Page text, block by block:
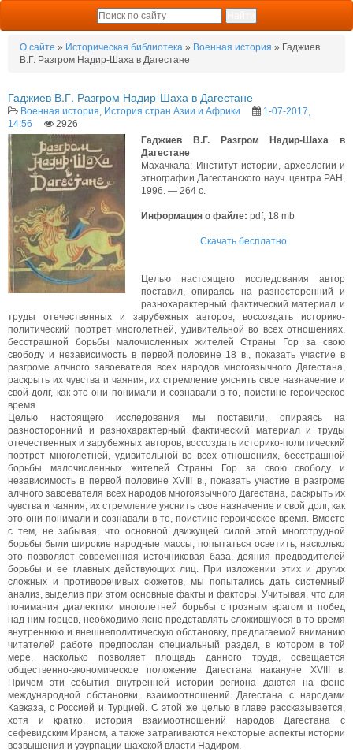
О сайте » Историческая библиотека » Военная история » Гаджиев
В.Г. Разгром Надир-Шаха в Дагестане
Гаджиев В.Г. Разгром Надир-Шаха в Дагестане
Военная история История стран Азии и Африки
1-07-2017,
14:56
2926
Гаджиев В.Г. Разгром Надир-Шаха в
Дагестане
Махачкала: Институт истории, археологии и
этнографии Дагестанского науч. центра РАН,
1996. — 264 с.
Информация о файле: pdf, 18 mb
Скачать бесплатно
Целью настоящего исследования автор
поставил, опираясь на разносторонний и
разнохарактерный фактический материал и
труды отечественных и зарубежных авторов, воссоздать историко-
политический портрет многолетней, удивительной во всех отношениях,
бесстрашной борьбы малочисленных жителей Страны Гор за свою
свободу и независимость в первой половине 18 в., показать участие в
разгроме алчного завоевателя всех народов многоязычного Дагестана,
раскрыть их чувства и чаяния, их стремление уяснить свое назначение и
свой долг, как это они понимали и сознавали в то, поистине героическое
время.
Целью настоящего исследования мы поставили, опираясь на
разносторонний и разнохарактерный фактический материал и труды
отечественных и зарубежных авторов, воссоздать историко-политический
портрет многолетней, удивительной во всех отношениях, бесстрашной
борьбы малочисленных жителей Страны Гор за свою свободу и
независимость в первой половине ХVIII в., показать участие в разгроме
алчного завоевателя всех народов многоязычного Дагестана, раскрыть их
чувства и чаяния, их стремление уяснить свое назначение и свой долг, как
это они понимали и сознавали в то, поистине героическое время. Вместе
с тем, не забывая, что основной движущей силой этой многотрудной
борьбы были широкие народные массы, попытаться осветить, насколько
это позволяет современная источниковая база, деяния предводителей
борьбы и ее главных действующих лиц. При изложении этих и других
сложных и противоречивых сюжетов, мы попытались дать системный
анализ, выделив при этом основные факты и факторы. Учитывая, что для
понимания диалектики многолетней борьбы с грозным врагом и побед
над ним горцев, необходимо ясно представлять сложившуюся в то время
внутреннюю и внешнеполитическую обстановку, предлагаемой вниманию
читателей работе предпослан специальный раздел, в котором в той
мере, насколько позволяет площадь данного труда, освещается
общественно-экономическое положение Дагестана накануне ХVIII в.
Причем эти события внутренней истории региона даются на фоне
международной обстановки, взаимоотношений Дагестана с народами
Кавказа, с Россией и Турцией. С этой же целью в главе рассказывается,
хотя и кратко, история взаимоотношений народов Дагестана с
сефевидским Ираном, а также затрагиваются некоторые аспекты истории
возвышения и узурпации шахской власти Надиром.